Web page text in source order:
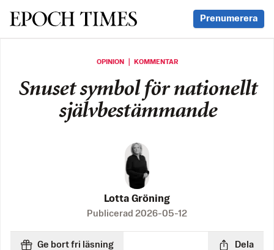
Svenska Epoch Times Prenumerera
OPINION ｜ KOMMENTAR
Snuset symbol för nationellt
självbestämmande
Lotta Gröning
Publicerad 2026-05-12
Ge bort fri läsning Dela